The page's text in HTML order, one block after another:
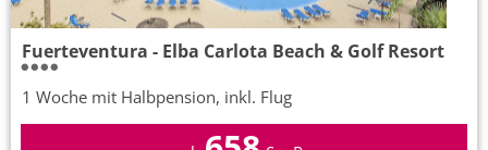
Fuerteventura - Elba Carlota Beach & Golf Resort
1 Woche mit Halbpension, inkl. Flug